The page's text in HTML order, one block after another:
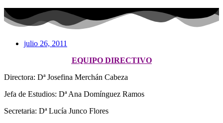
julio 26, 2011
EQUIPO DIRECTIVO
Directora: Dª Josefina Merchán Cabeza
Jefa de Estudios: Dª Ana Domínguez Ramos
Secretaria: Dª Lucía Junco Flores